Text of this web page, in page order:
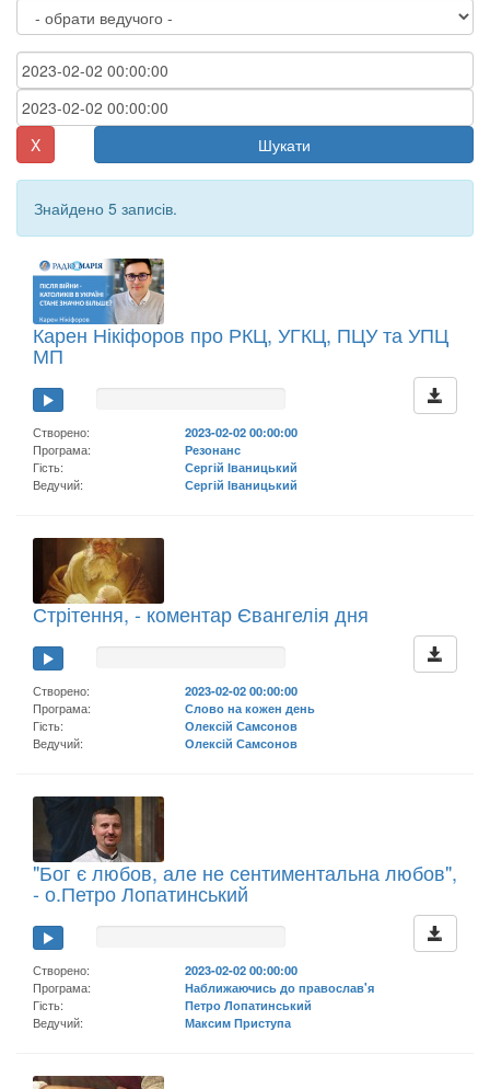
X Шукати
Знайдено 5 записів.
Карен Нікіфоров про РКЦ, УГКЦ, ПЦУ та УПЦ
МП
Створено:
2023-02-02 00:00:00
Програма:
Резонанс
Гість:
Сергій Іваницький
Ведучий:
Сергій Іваницький
Стрітення, - коментар Євангелія дня
Створено:
2023-02-02 00:00:00
Програма:
Слово на кожен день
Гість:
Олексій Самсонов
Ведучий:
Олексій Самсонов
"Бог є любов, але не сентиментальна любов",
- о.Петро Лопатинський
Створено:
2023-02-02 00:00:00
Програма:
Наближаючись до православ'я
Гість:
Петро Лопатинський
Ведучий:
Максим Приступа